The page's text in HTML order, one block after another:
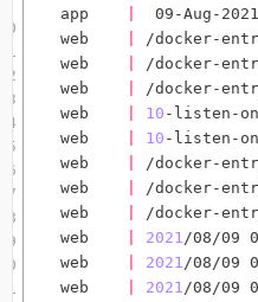
app
09-Aug-
web
/docker-
web
/docker-
web
/docker-
web
10 -listen-
web
10 -listen-
web
/docker-
web
/docker-
web
/docker-
web
2021/08/09
web
2021/08/09
web
2021/08/09